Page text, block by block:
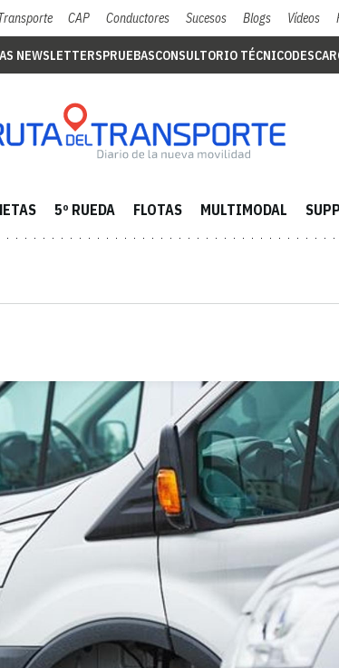
CAP Conductores Sucesos Blogs Vídeos
NEWSLETTERSPRUEBASCONSULTORIO TÉCNICO
5º RUEDA FLOTAS MULTIMODAL